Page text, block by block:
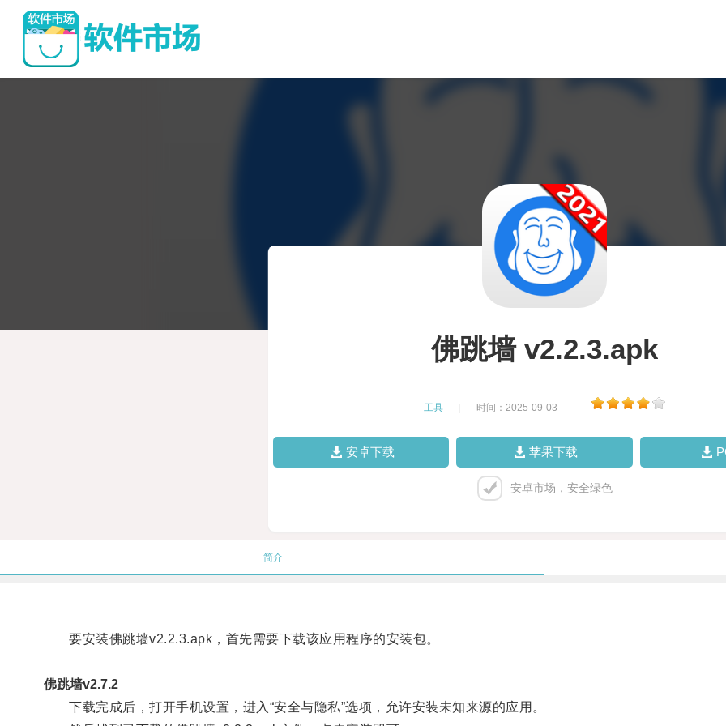
佛跳墙 v2.2.3.apk
工具 时间：2025-09-03
安卓下载 苹果下载
安卓市场，安全绿色
简介
要安装佛跳墙v2.2.3.apk，首先需要下载该应用程序的安装包。
佛跳墙v2.7.2
下载完成后，打开手机设置，进入“安全与隐私”选项，允许安装未知来源的应用。